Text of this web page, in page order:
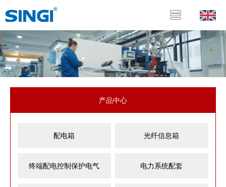
产品中心
配电箱 光纤信息箱
终端配电控制保护电气 电力系统配套